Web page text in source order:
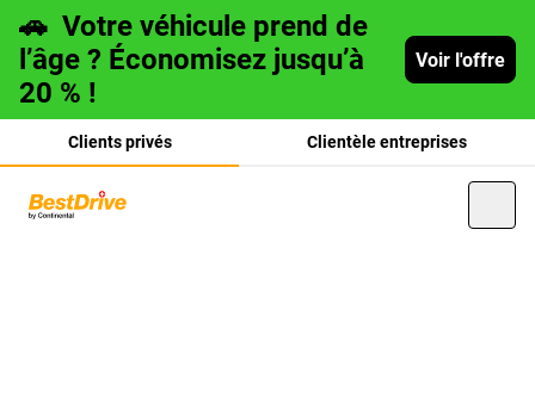
🚗 Votre véhicule prend de
l’âge ? Économisez jusqu’à
20 % !
Voir l'offre
Clients privés Clientèle entreprises